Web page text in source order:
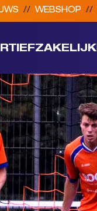
// WEBSHOP //
ZAKELIJK